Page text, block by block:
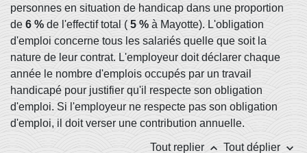
personnes en situation de handicap dans une proportion
de 6 % de l'effectif total ( 5 % à Mayotte). L'obligation
d'emploi concerne tous les salariés quelle que soit la
nature de leur contrat. L'employeur doit déclarer chaque
année le nombre d'emplois occupés par un travail
handicapé pour justifier qu'il respecte son obligation
d'emploi. Si l'employeur ne respecte pas son obligation
d'emploi, il doit verser une contribution annuelle.
Tout replier keyboard_arrow_up Tout déplier keyboard_arrow_down